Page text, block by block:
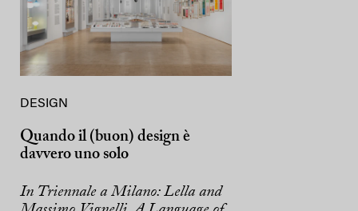
DESIGN
Quando il (buon) design è
davvero uno solo
In Triennale a Milano: Lella and